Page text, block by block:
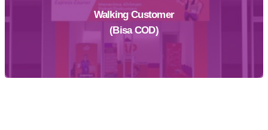
Daftar Sekarang
Walking Customer
(Bisa COD)